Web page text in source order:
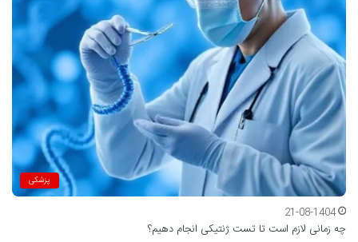
پزشکی
21-08-1404
چه زمانی لازم است تا تست ژنتیکی انجام دهیم؟